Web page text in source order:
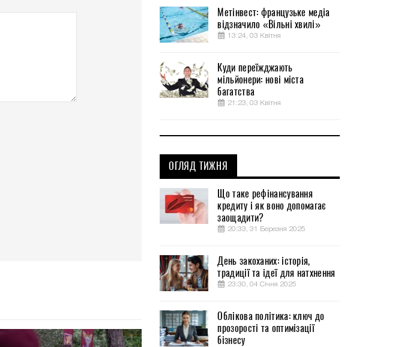
Метінвест: французьке медіа
відзначило «Вільні хвилі»
13:24, 03 Квітня
Куди переїжджають
мільйонери: нові міста
багатства
21:23, 03 Квітня
ОГЛЯД ТИЖНЯ
Що таке рефінансування
кредиту і як воно допомагає
заощадити?
20:33, 31 Березня 2025
День закоханих: історія,
традиції та ідеї для натхнення
23:30, 04 Січня 2025
Облікова політика: ключ до
прозорості та оптимізації
бізнесу